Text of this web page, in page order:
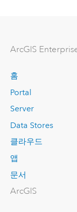
ArcGIS
홈
Portal
Server
Data Stores
클라우드
앱
문서
ArcGIS